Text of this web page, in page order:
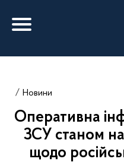
Новини
Оперативна
ЗСУ станом
щодо